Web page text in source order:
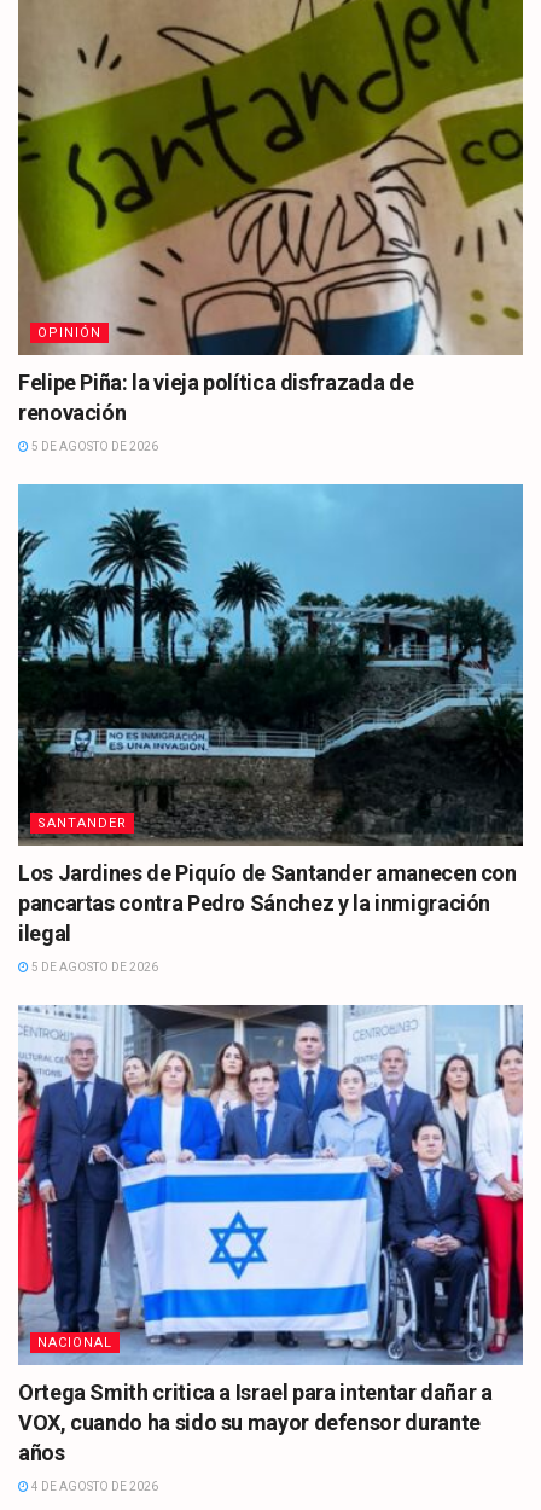
OPINIÓN
Felipe Piña: la vieja política disfrazada de
renovación
5 DE AGOSTO DE 2026
SANTANDER
Los Jardines de Piquío de Santander amanecen con
pancartas contra Pedro Sánchez y la inmigración
ilegal
5 DE AGOSTO DE 2026
NACIONAL
Ortega Smith critica a Israel para intentar dañar a
VOX, cuando ha sido su mayor defensor durante
años
4 DE AGOSTO DE 2026